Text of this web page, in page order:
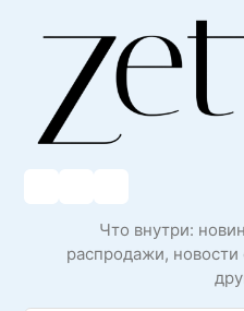
Что внутри:
распродажи, новости